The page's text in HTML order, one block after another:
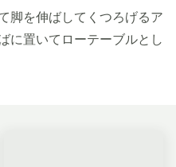
脚を伸ばしてくつろげるア
に置いてローテーブルとし